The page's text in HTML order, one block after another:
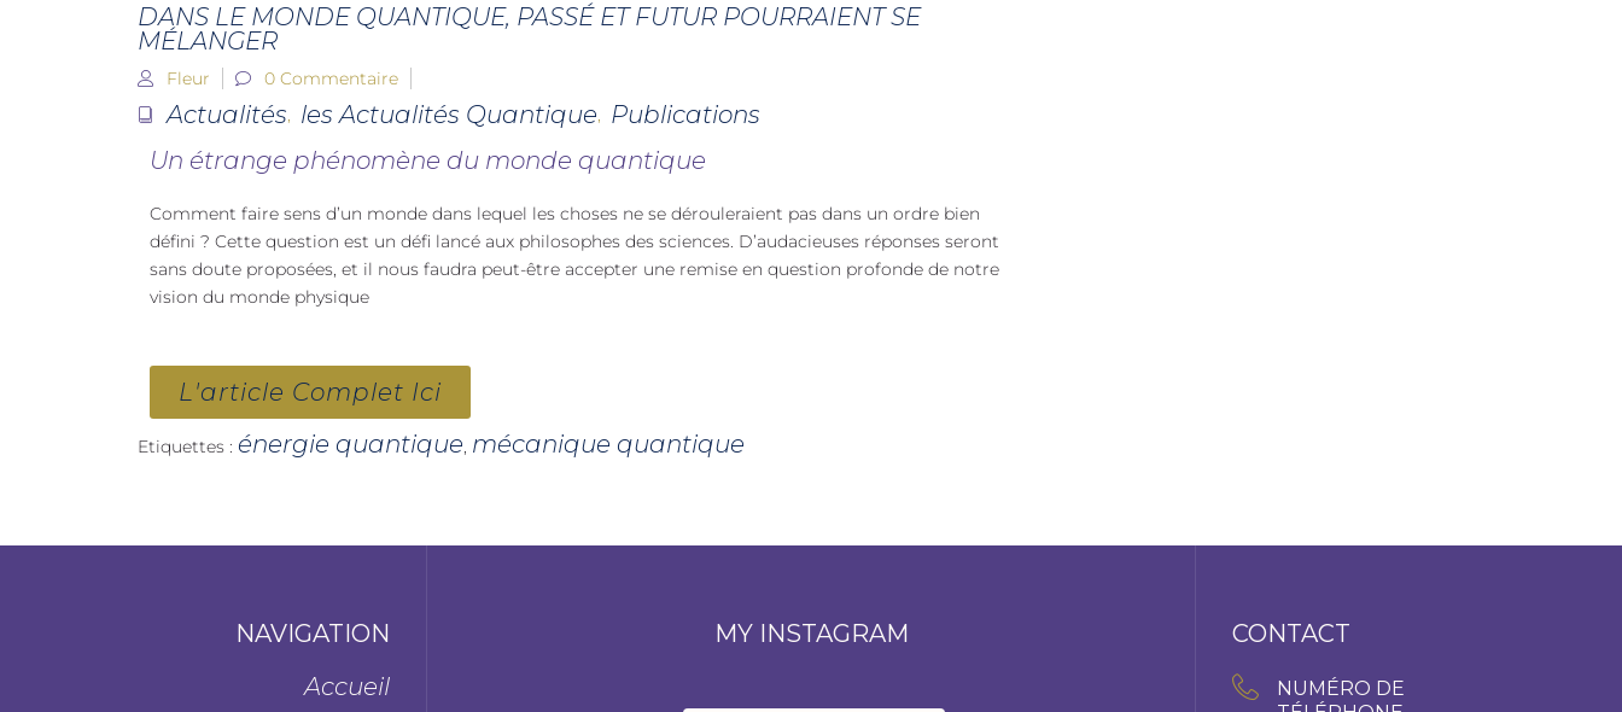
DANS LE MONDE QUANTIQUE, PASSÉ ET FUTUR POURRAIENT SE
MÉLANGER
Fleur 0 Commentaire
Actualités les Actualités Quantique Publications
Un étrange phénomène du monde quantique
Comment faire sens d’un monde dans lequel les choses ne se dérouleraient pas dans un ordre bien
défini ? Cette question est un défi lancé aux philosophes des sciences. D’audacieuses réponses seront
sans doute proposées, et il nous faudra peut-être accepter une remise en question profonde de notre
vision du monde physique
L'article Complet Ici
Etiquettes : énergie quantique mécanique quantique
NAVIGATION
Accueil
MY INSTAGRAM CONTACT
NUMÉRO DE